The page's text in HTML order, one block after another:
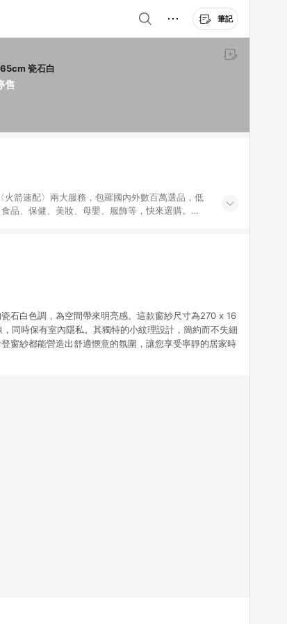
筆記
售
HOLA 和樂家居 伊登小紋理半腰窗紗 270 x 165cm 瓷石白
箭速配〉兩大服務，包羅國內外數百萬選品，低
品、保健、美妝、母嬰、服飾等，快來選購。
石白色調，為空間帶來明亮感。這款窗紗尺寸為270 x 16
同時保有室內隱私。其獨特的小紋理設計，簡約而不失細
窗紗都能營造出舒適愜意的氛圍，讓您享受寧靜的居家時